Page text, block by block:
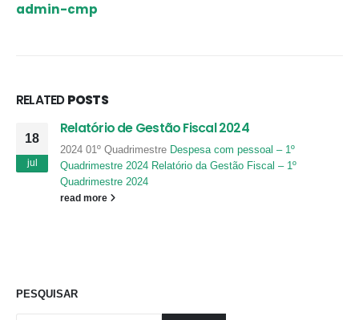
admin-cmp
RELATEDPOSTS
18
jul
Relatório de Gestão Fiscal 2024
2024 01º Quadrimestre Despesa com pessoal – 1º
Quadrimestre 2024 Relatório da Gestão Fiscal – 1º
Quadrimestre 2024
read more
PESQUISAR